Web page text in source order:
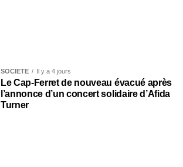
SOCIÉTÉ Il y a 4 jours
Le Cap-Ferret de nouveau évacué après
l’annonce d’un concert solidaire d’Afida
Turner